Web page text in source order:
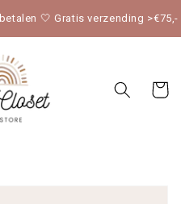
🤍 Gratis verzending >€75,-